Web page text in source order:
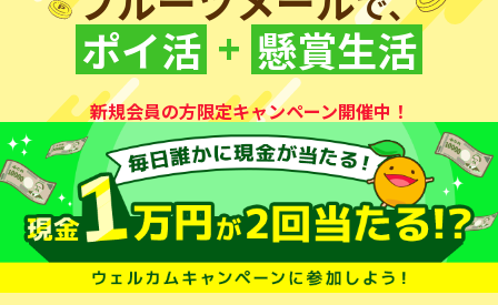
いますぐ始めて、おトクにお小遣い稼ぎ
フルーツメールで、
ポイ活 + 懸賞生活
新規会員の方限定キャンペーン開催中！